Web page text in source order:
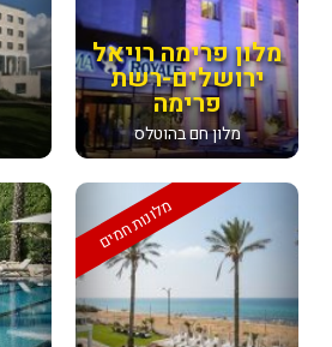
מלון פרימה רויאל
ירושלים-רשת
פרימה
מלון חם בהוטלס
מלונות חמים